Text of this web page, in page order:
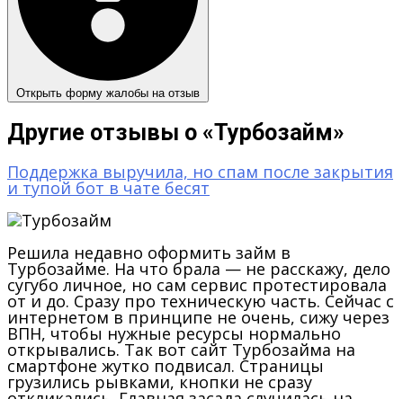
Открыть форму жалобы на отзыв
Другие отзывы о «Турбозайм»
Поддержка выручила, но спам после закрытия
и тупой бот в чате бесят
Решила недавно оформить займ в
Турбозайме. На что брала — не расскажу, дело
сугубо личное, но сам сервис протестировала
от и до. Сразу про техническую часть. Сейчас с
интернетом в принципе не очень, сижу через
ВПН, чтобы нужные ресурсы нормально
открывались. Так вот сайт Турбозайма на
смартфоне жутко подвисал. Страницы
грузились рывками, кнопки не сразу